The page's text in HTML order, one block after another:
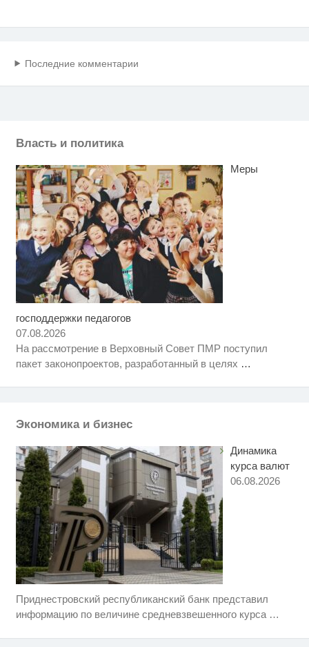
Последние комментарии
Власть и политика
Меры
господдержки педагогов
07.08.2026
На рассмотрение в Верховный Совет ПМР поступил
пакет законопроектов, разработанный в целях …
Экономика и бизнес
Динамика
курса валют
06.08.2026
Приднестровский республиканский банк представил
информацию по величине средневзвешенного курса …
Ролик длится несколько секунд,
Скрытая камера на пляже
Крыма: Что люди вытворяют,
i
Этот танец невесты оставит вас
Королева вагона отожгла! Видео